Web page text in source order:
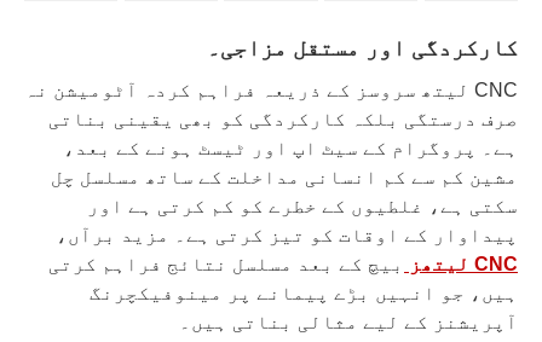
کارکردگی اور مستقل مزاجی۔
CNC لیتھ سروسز کے ذریعہ فراہم کردہ آٹومیشن نہ
صرف درستگی بلکہ کارکردگی کو بھی یقینی بناتی
ہے۔ پروگرام کے سیٹ اپ اور ٹیسٹ ہونے کے بعد،
مشین کم سے کم انسانی مداخلت کے ساتھ مسلسل چل
سکتی ہے، غلطیوں کے خطرے کو کم کرتی ہے اور
پیداوار کے اوقات کو تیز کرتی ہے۔ مزید برآں،
CNC لیتھز
بیچ کے بعد مسلسل نتائج فراہم کرتی
ہیں، جو انہیں بڑے پیمانے پر مینوفیکچرنگ
آپریشنز کے لیے مثالی بناتی ہیں۔